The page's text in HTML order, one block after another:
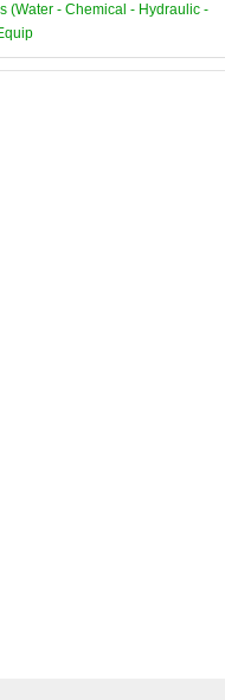
(Water - Chemical - Hydraulic -